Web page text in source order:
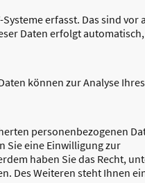
erfasst. Das sind vor
Daten erfolgt automatisch,
können zur Analyse Ihres
personenbezogenen
Sie eine Einwilligung zur
haben Sie das Recht,
Des Weiteren steht Ihnen